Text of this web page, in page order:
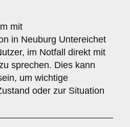
mit
in Neuburg Untereichet
im Notfall direkt mit
sprechen. Dies kann
um wichtige
oder zur Situation